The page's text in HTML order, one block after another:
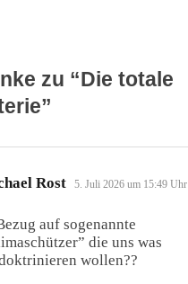
zu “Die totale
”
Rost sagt:
5. Juli 2026 um 15:49 Uhr
auf sogenannte
die uns was
wollen??